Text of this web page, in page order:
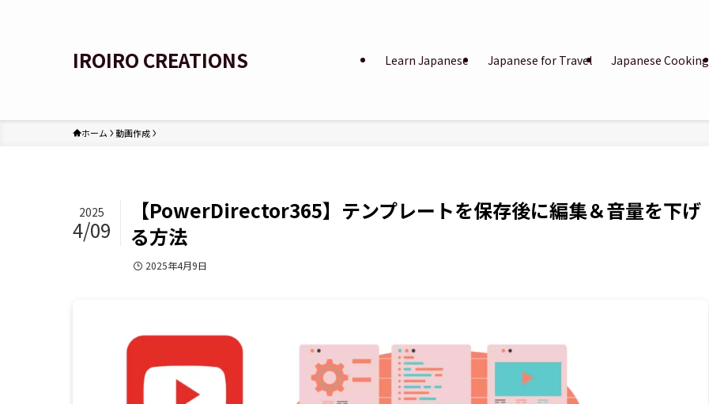
IROIRO CREATIONS Learn Japanese Japanese for Travel Japanese Cooking
ホーム 動画作成
【PowerDirector365】テンプレートを保存後に編集＆音量を下げ
る方法
2025
4/09
2025年4月9日